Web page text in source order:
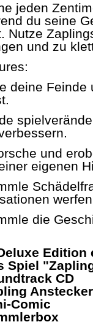
jeden
du seine
Nutze
und zu
deine Feinde
und
eigenen
die
Edition
Spiel
CD
Anstecker
Comic